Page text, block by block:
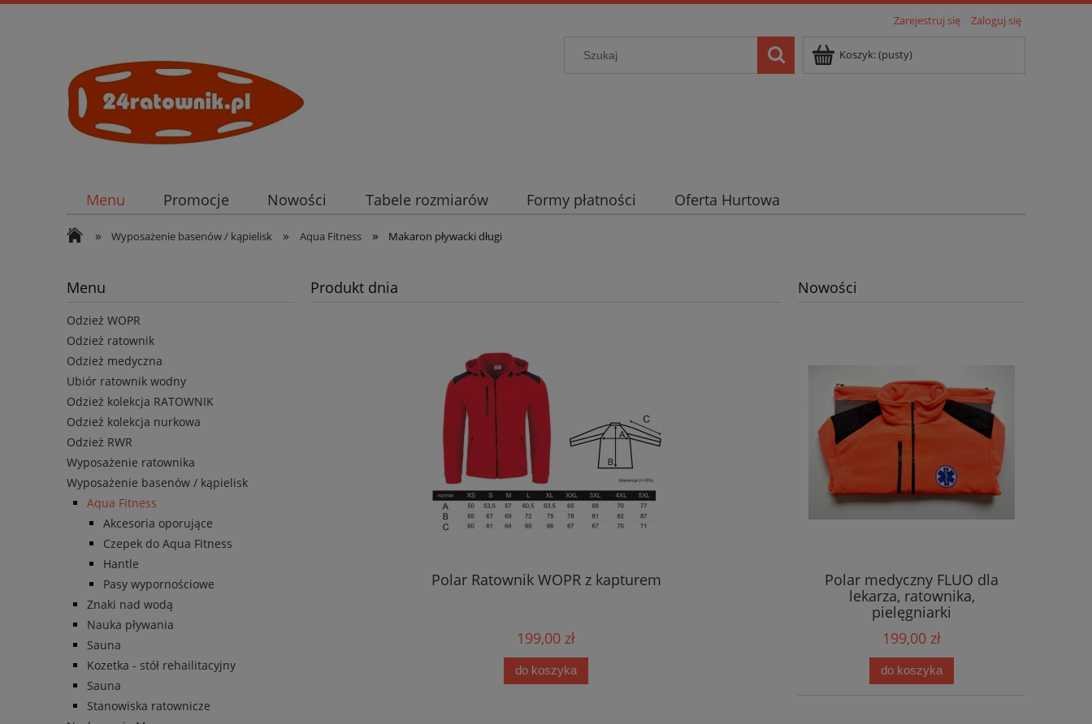
Zarejestruj się Zaloguj się
Koszyk:(pusty)
Menu Promocje Nowości Tabele rozmiarów Formy płatności Oferta Hurtowa
» Wyposażenie basenów / kąpielisk » Aqua Fitness » Makaron pływacki długi
Menu
Odzież WOPR
Odzież ratownik
Odzież medyczna
Ubiór ratownik wodny
Odzież kolekcja RATOWNIK
Odzież kolekcja nurkowa
Odzież RWR
Wyposażenie ratownika
Wyposażenie basenów / kąpielisk
Aqua Fitness
Akcesoria oporujące
Czepek do Aqua Fitness
Hantle
Pasy wypornościowe
Znaki nad wodą
Nauka pływania
Sauna
Kozetka - stół rehailitacyjny
Sauna
Stanowiska ratownicze
Produkt dnia
Polar Ratownik WOPR z kapturem
199,00 zł
do koszyka
Nowości
Polar medyczny FLUO dla
lekarza, ratownika,
pielęgniarki
199,00 zł
do koszyka